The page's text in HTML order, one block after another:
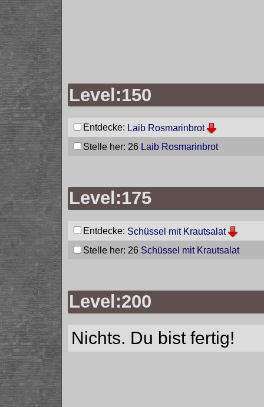
Level:150
Entdecke: Laib Rosmarinbrot
Stelle her: 26 Laib Rosmarinbrot
Level:175
Entdecke: Schüssel mit Krautsalat
Stelle her: 26 Schüssel mit Krautsalat
Level:200
Nichts. Du bist fertig!